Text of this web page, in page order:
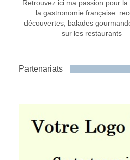
Retrouvez ici ma passion pour la
la gastronomie française:
découvertes, balades
sur les restaurants
Partenariats